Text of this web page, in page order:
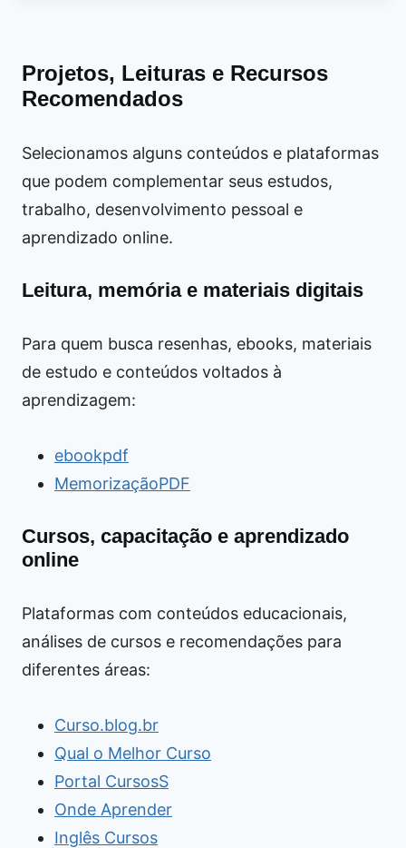
Projetos, Leituras e Recursos
Recomendados
Selecionamos alguns conteúdos e plataformas
que podem complementar seus estudos,
trabalho, desenvolvimento pessoal e
aprendizado online.
Leitura, memória e materiais digitais
Para quem busca resenhas, ebooks, materiais
de estudo e conteúdos voltados à
aprendizagem:
ebookpdf
MemorizaçãoPDF
Cursos, capacitação e aprendizado
online
Plataformas com conteúdos educacionais,
análises de cursos e recomendações para
diferentes áreas:
Curso.blog.br
Qual o Melhor Curso
Portal CursosS
Onde Aprender
Inglês Cursos